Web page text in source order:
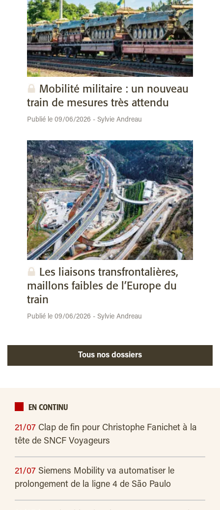
Mobilité militaire : un nouveau
train de mesures très attendu
Publié le 09/06/2026 - Sylvie Andreau
Les liaisons transfrontalières,
maillons faibles de l’Europe du
train
Publié le 09/06/2026 - Sylvie Andreau
Tous nos dossiers
EN CONTINU
21/07 Clap de fin pour Christophe Fanichet à la
tête de SNCF Voyageurs
21/07 Siemens Mobility va automatiser le
prolongement de la ligne 4 de São Paulo